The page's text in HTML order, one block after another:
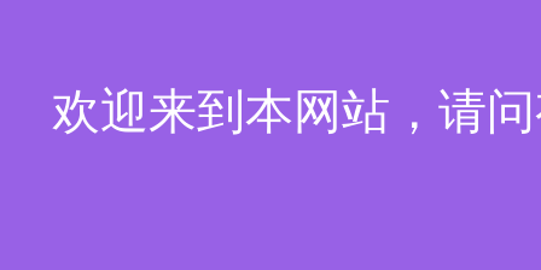
欢迎来到本网站，请